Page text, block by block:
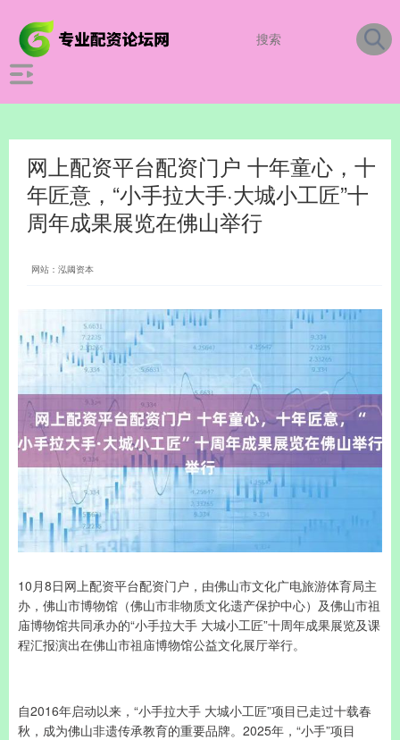
网上配资平台配资门户 十年童心，十
年匠意，“小手拉大手·大城小工匠”十
周年成果展览在佛山举行
网站：泓阈资本
10月8日网上配资平台配资门户，由佛山市文化广电旅游体育局主
办，佛山市博物馆（佛山市非物质文化遗产保护中心）及佛山市祖
庙博物馆共同承办的“小手拉大手 大城小工匠”十周年成果展览及课
程汇报演出在佛山市祖庙博物馆公益文化展厅举行。
自2016年启动以来，“小手拉大手 大城小工匠”项目已走过十载春
秋，成为佛山非遗传承教育的重要品牌。2025年，“小手”项目